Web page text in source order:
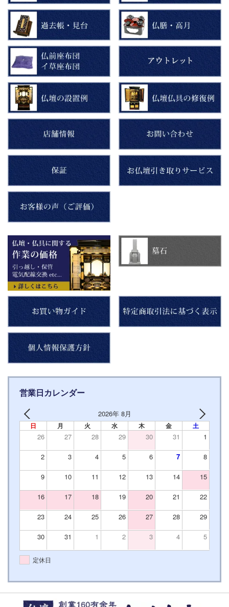
営業日カレンダー
2026年 8月
日 月 火 水 木 金 土
26 27 28 29 30 31 1
2 3 4 5 6 7 8
9 10 11 12 13 14 15
16 17 18 19 20 21 22
23 24 25 26 27 28 29
30 31 1 2 3 4 5
定休日